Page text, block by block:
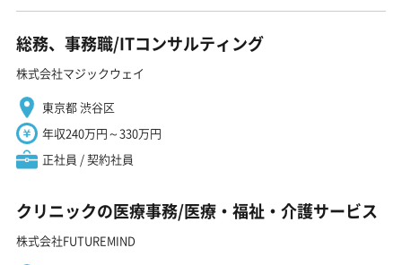
総務、事務職/ITコンサルティング
株式会社マジックウェイ
東京都 渋谷区
年収240万円～330万円
正社員 / 契約社員
クリニックの医療事務/医療・福祉・介護サービス
株式会社FUTUREMIND